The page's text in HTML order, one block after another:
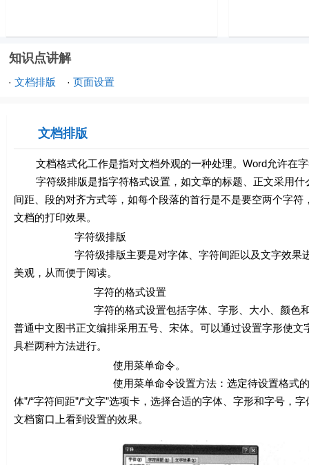
知识点讲解
· 文档排版 · 页面设置
文档排版
文档格式化工作是指对文档外观的一种处理。Word允许在字
字符级排版是指字符格式设置，如文章的标题、正文采用什
间距、段的对齐方式等，如每个段落的首行是不是要空两个字
文档的打印效果。
字符级排版
字符级排版主要是对字体、字符间距以及文字效果进行
美观，从而便于阅读。
字符的格式设置
字符的格式设置包括字体、字形、大小、颜色和字符
普通中文图书正文编排采用五号、宋体。可以通过设置字形使
具栏两种方法进行。
使用菜单命令。
使用菜单命令设置方法：选定待设置格式的文字，选
体”/“字符间距”/“文字”选项卡，选择合适的字体、字形和字号，
文档窗口上看到设置的效果。